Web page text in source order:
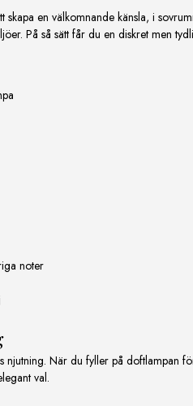
en välkomnande känsla, i
På så sätt får du en diskret men
noter
När du fyller på doftlampan
val.